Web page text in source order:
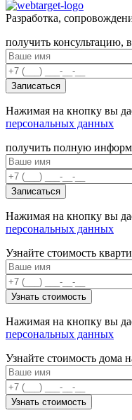
Разработка,
получить консультацию,
Нажимая на кнопку вы
персональных данных
получить полную
Нажимая на кнопку вы
персональных данных
Узнайте стоимость
Нажимая на кнопку вы
персональных данных
Узнайте стоимость дома